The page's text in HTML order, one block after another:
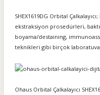
SHEX1619DG Orbital Çalkalayıcı;
ekstraksiyon prosedürleri,
boyama/destaining,
teknikleri gibi birçok
Ohaus Orbital Çalkalayıcı